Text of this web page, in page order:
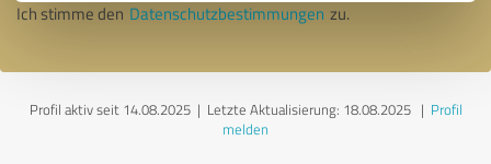
Ich stimme den Datenschutzbestimmungen zu.
Profil aktiv seit 14.08.2025 | Letzte Aktualisierung: 18.08.2025| Profil
melden